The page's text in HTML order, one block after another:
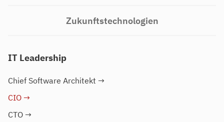
Zukunftstechnologien
IT Leadership
Chief Software Architekt →
CIO →
CTO →